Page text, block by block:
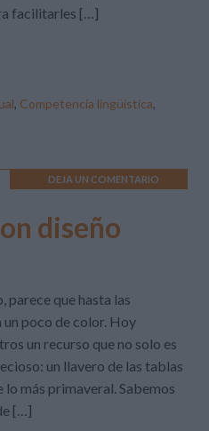
facilitarles […]
, Competencia lingüística,
DEJA UN COMENTARIO
diseño
parece que hasta las
poco de color. Hoy
un recurso que no solo es
un llavero de las tablas
más primaveral. Sabemos
[…]